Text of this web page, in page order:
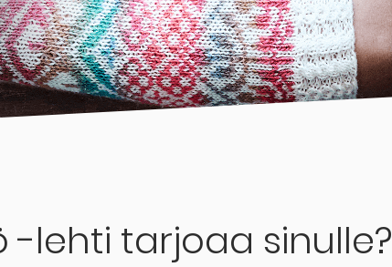
-lehti tarjoaa sinulle?